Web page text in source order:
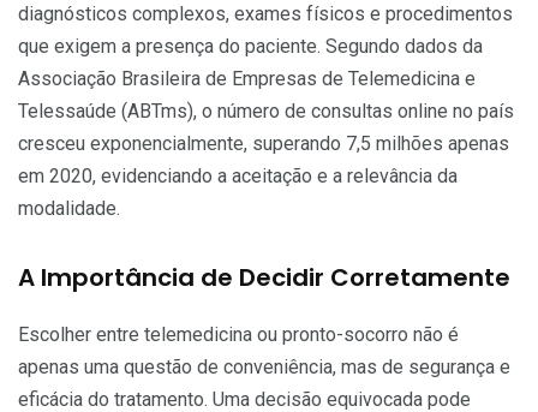
diagnósticos complexos, exames físicos e procedimentos
que exigem a presença do paciente. Segundo dados da
Associação Brasileira de Empresas de Telemedicina e
Telessaúde (ABTms), o número de consultas online no país
cresceu exponencialmente, superando 7,5 milhões apenas
em 2020, evidenciando a aceitação e a relevância da
modalidade.
A Importância de Decidir Corretamente
Escolher entre telemedicina ou pronto-socorro não é
apenas uma questão de conveniência, mas de segurança e
eficácia do tratamento. Uma decisão equivocada pode